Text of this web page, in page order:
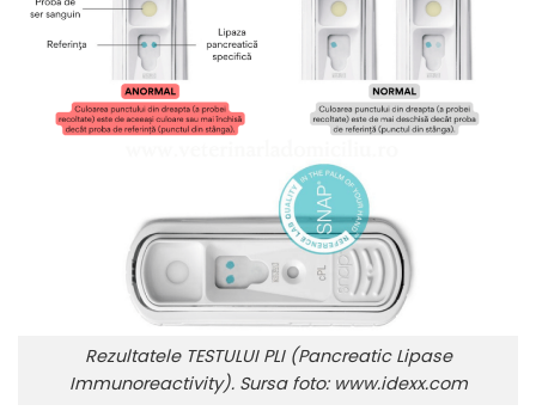
Rezultatele TESTULUI PLI (Pancreatic Lipase
Immunoreactivity). Sursa foto: www.idexx.com